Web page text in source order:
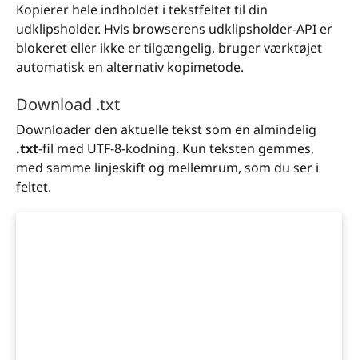
Kopierer hele indholdet i tekstfeltet til din
udklipsholder. Hvis browserens udklipsholder-API er
blokeret eller ikke er tilgængelig, bruger værktøjet
automatisk en alternativ kopimetode.
Download .txt
Downloader den aktuelle tekst som en almindelig
.txt-fil med UTF-8-kodning. Kun teksten gemmes,
med samme linjeskift og mellemrum, som du ser i
feltet.